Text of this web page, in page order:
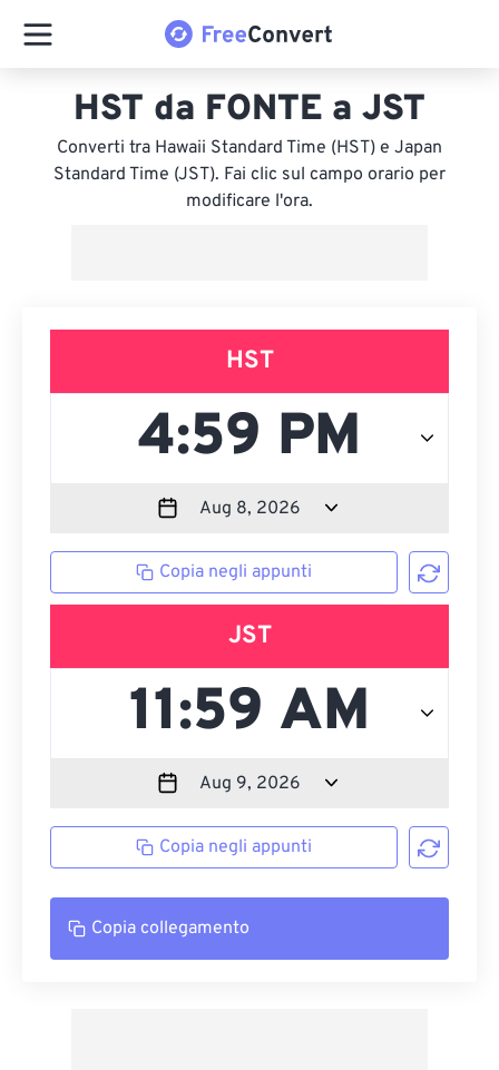
HST da FONTE a JST
Converti tra Hawaii Standard Time (HST) e Japan
Standard Time (JST). Fai clic sul campo orario per
modificare l'ora.
HST
Copia negli appunti
JST
Copia negli appunti
Copia collegamento